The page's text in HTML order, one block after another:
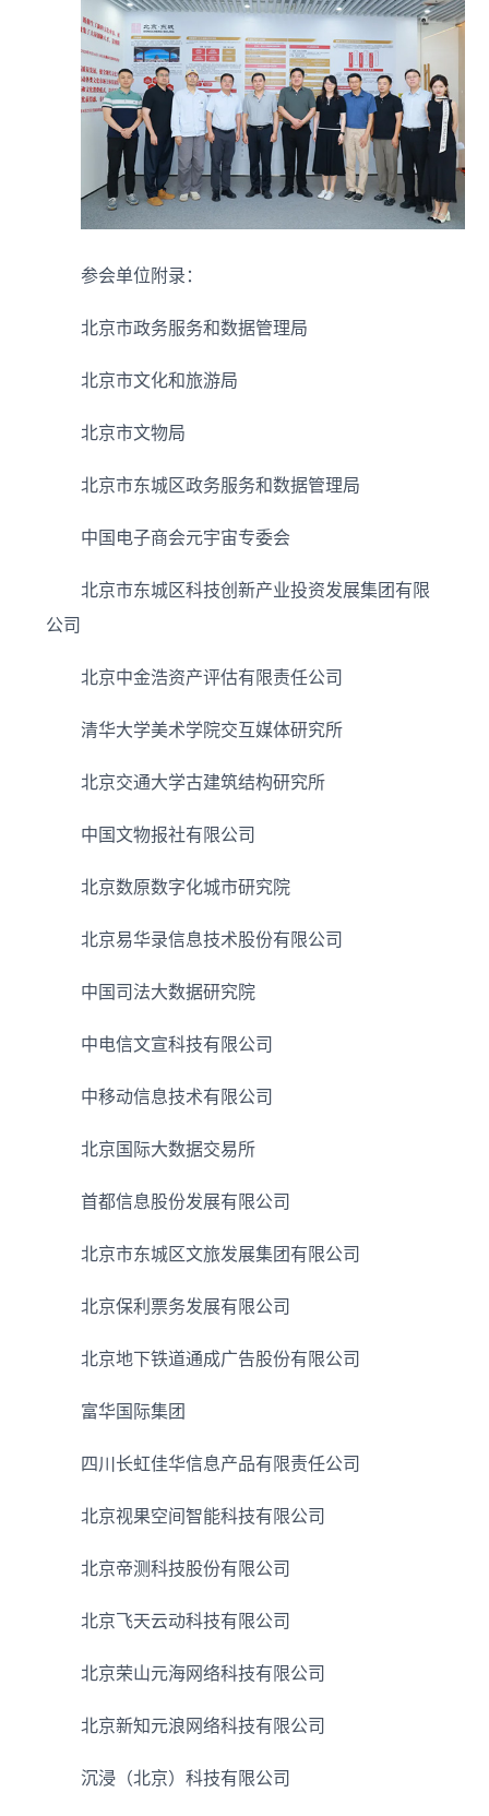
参会单位附录：
北京市政务服务和数据管理局
北京市文化和旅游局
北京市文物局
北京市东城区政务服务和数据管理局
中国电子商会元宇宙专委会
北京市东城区科技创新产业投资发展集团有限
公司
北京中金浩资产评估有限责任公司
清华大学美术学院交互媒体研究所
北京交通大学古建筑结构研究所
中国文物报社有限公司
北京数原数字化城市研究院
北京易华录信息技术股份有限公司
中国司法大数据研究院
中电信文宣科技有限公司
中移动信息技术有限公司
北京国际大数据交易所
首都信息股份发展有限公司
北京市东城区文旅发展集团有限公司
北京保利票务发展有限公司
北京地下铁道通成广告股份有限公司
富华国际集团
四川长虹佳华信息产品有限责任公司
北京视果空间智能科技有限公司
北京帝测科技股份有限公司
北京飞天云动科技有限公司
北京荣山元海网络科技有限公司
北京新知元浪网络科技有限公司
沉浸（北京）科技有限公司